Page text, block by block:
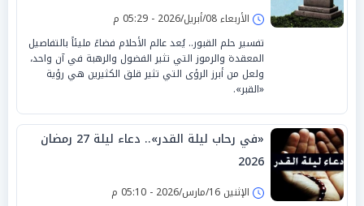
الأربعاء 08/أبريل/2026 - 05:29 م
تفسير حلم القبور.. يُعد عالم الأحلام فضاءً مليئاً بالتفاصيل
المعقدة والرموز التي تثير الفضول والرهبة في آن واحد،
ولعل من أبرز الرؤى التي تثير قلق الكثيرين هي رؤية
«القبر».
«في رحاب ليلة القدر».. دعاء ليلة 27 رمضان
2026
الإثنين 16/مارس/2026 - 05:10 م